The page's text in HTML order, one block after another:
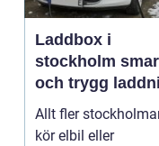
Laddbox i
stockholm smart
och trygg
hemma och på
jobbet
Allt fler
kör elbil eller